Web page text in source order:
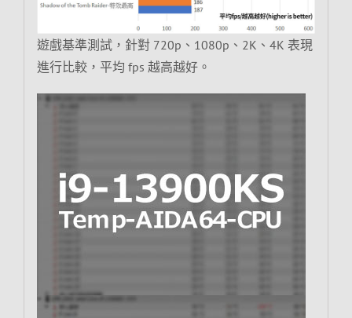
遊戲基準測試，針對 720p、1080p、2K、4K 表現
進行比較，平均 fps 越高越好。